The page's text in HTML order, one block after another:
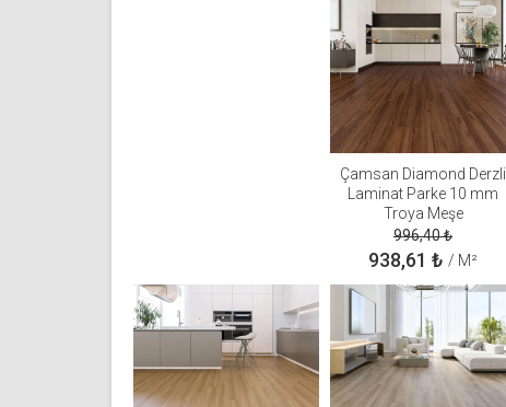
Çamsan Diamond Derzli
Laminat Parke 10 mm
Troya Meşe
996,40₺
938,61 ₺ / M²